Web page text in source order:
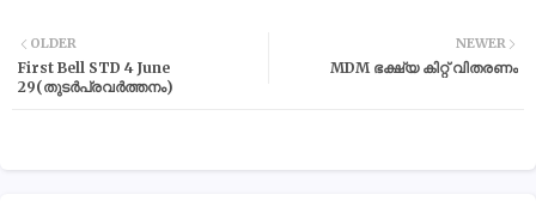
NEWER
MDM ഭക്ഷ്യ കിറ്റ് വിതരണം
OLDER
First Bell STD 4 June
29(തുടർപ്രവർത്തനം)